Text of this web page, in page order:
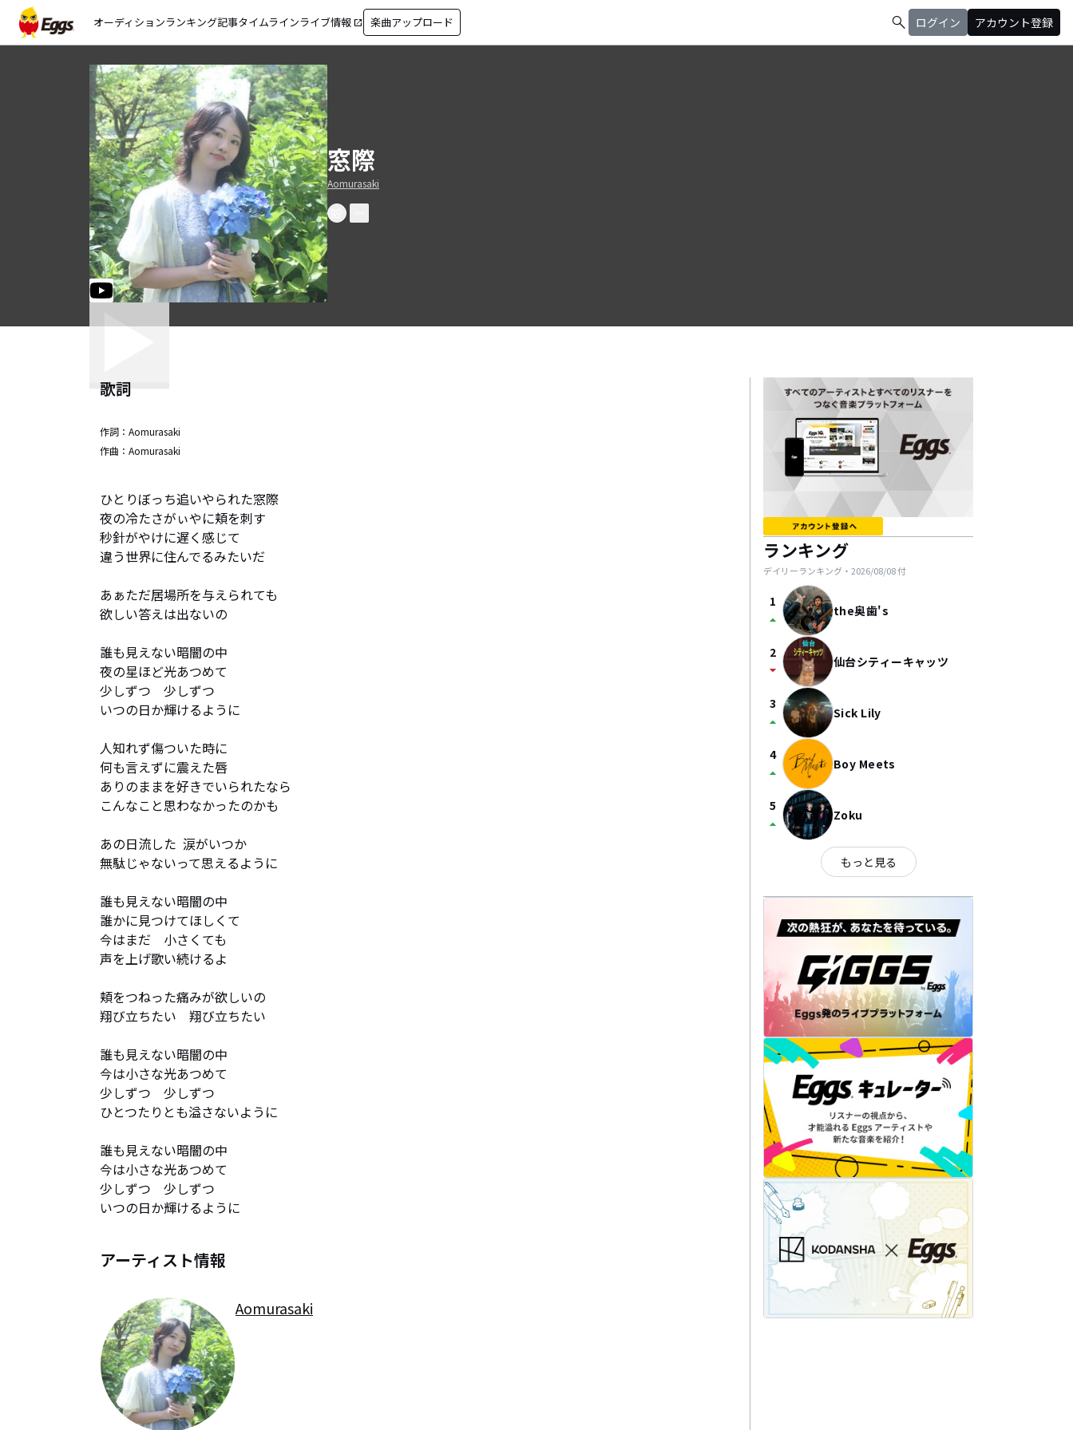
オーディションランキング記事タイムラインライブ情報 open_in_new 楽曲アップロード search ログイン アカウント登録
窓際
Aomurasaki
歌詞
作詞： Aomurasaki
作曲： Aomurasaki
ひとりぼっち追いやられた窓際
夜の冷たさがぃやに頬を刺す
秒針がやけに遅く感じて
違う世界に住んでるみたいだ
あぁただ居場所を与えられても
欲しい答えは出ないの
誰も見えない暗闇の中
夜の星ほど光あつめて
少しずつ　少しずつ
いつの日か輝けるように
人知れず傷ついた時に
何も言えずに震えた唇
ありのままを好きでいられたなら
こんなこと思わなかったのかも
あの日流した  涙がいつか
無駄じゃないって思えるように
誰も見えない暗闇の中
誰かに見つけてほしくて
今はまだ　小さくても
声を上げ歌い続けるよ
頬をつねった痛みが欲しいの
翔び立ちたい　翔び立ちたい
誰も見えない暗闇の中
今は小さな光あつめて
少しずつ　少しずつ
ひとつたりとも溢さないように
誰も見えない暗闇の中
今は小さな光あつめて
少しずつ　少しずつ
いつの日か輝けるように
アーティスト情報
Aomurasaki
ランキング
デイリーランキング・ 2026/08/08付
1
arrow_drop_up the奥歯's
2
arrow_drop_down 仙台シティーキャッツ
3
arrow_drop_up Sick Lily
4
arrow_drop_up Boy Meets
5
arrow_drop_up Zoku
もっと見る